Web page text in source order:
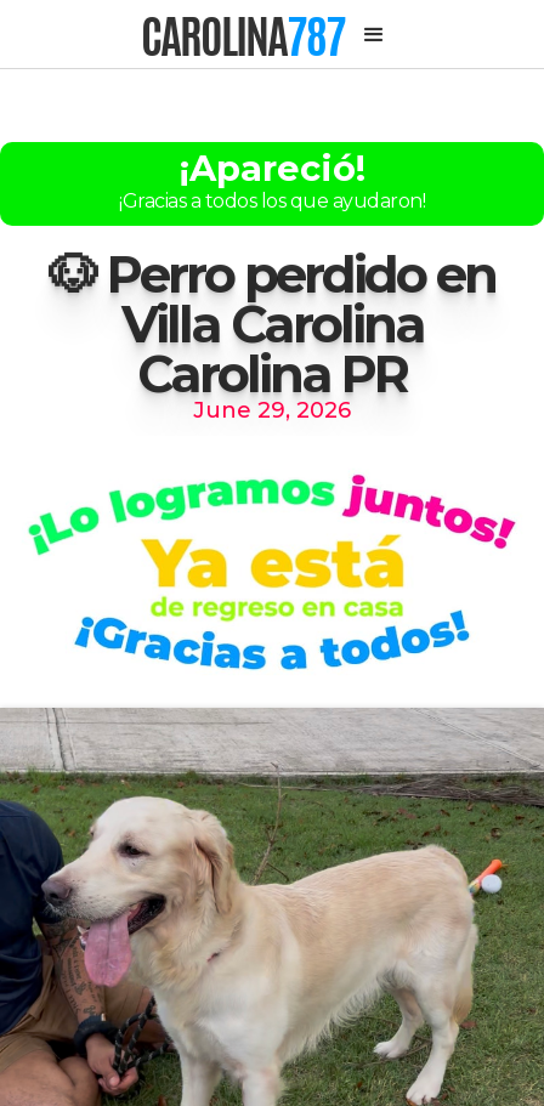
CAROLINA787
¡Apareció!
¡Gracias a todos los que ayudaron!
🐶 Perro perdido en
Villa Carolina
Carolina PR
June 29, 2026